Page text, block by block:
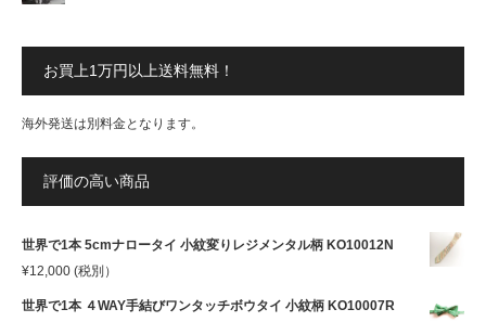
お買上1万円以上送料無料！
海外発送は別料金となります。
評価の高い商品
世界で1本 5cmナロータイ 小紋変りレジメンタル柄 KO10012N
¥12,000 (税別）
世界で1本 ４WAY手結びワンタッチボウタイ 小紋柄 KO10007R